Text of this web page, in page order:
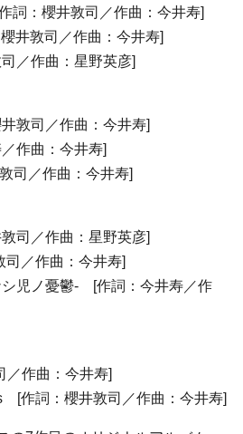
詞：櫻井敦司／作曲：今井寿]
井敦司／作曲：今井寿]
／作曲：星野英彦]
敦司／作曲：今井寿]
作曲：今井寿]
司／作曲：今井寿]
司／作曲：星野英彦]
／作曲：今井寿]
シ児ノ憂鬱- [作詞：今井寿／作
作曲：今井寿]
[作詞：櫻井敦司／作曲：今井寿]